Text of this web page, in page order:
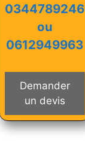
0344789246
ou
0612949963
Demander
un devis